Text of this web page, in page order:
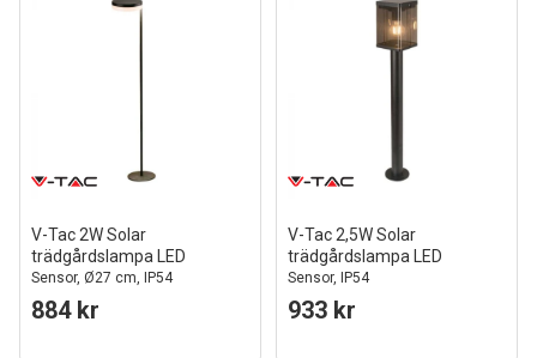
V-Tac 2W Solar
trädgårdslampa LED
Sensor, Ø27 cm, IP54
884 kr
V-Tac 2,5W Solar
trädgårdslampa LED
Sensor, IP54
933 kr